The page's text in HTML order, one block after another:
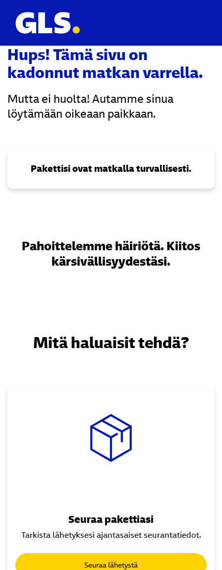
Hups! Tämä sivu on
kadonnut matkan varrella.
Mutta ei huolta! Autamme sinua
löytämään oikeaan paikkaan.
Pakettisi ovat matkalla turvallisesti.
Pahoittelemme häiriötä. Kiitos
kärsivällisyydestäsi.
Mitä haluaisit tehdä?
Seuraa pakettiasi
Tarkista lähetyksesi ajantasaiset seurantatiedot.
Seuraa lähetystä